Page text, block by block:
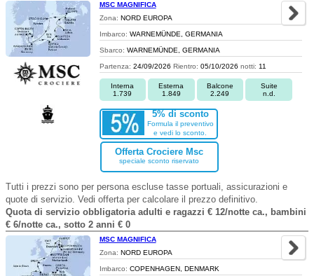
MSC MAGNIFICA
Zona: NORD EUROPA
Imbarco: WARNEMÜNDE, GERMANIA
Sbarco: WARNEMÜNDE, GERMANIA
Partenza: 24/09/2026 Rientro: 05/10/2026 notti: 11
Interna
1.739
Esterna
1.849
Balcone
2.249
Suite
n.d.
5% di sconto
Formula il preventivo
e vedi lo sconto.
Offerta Crociere Msc
speciale sconto riservato
Tutti i prezzi sono per persona escluse tasse portuali, assicurazioni e
quote di servizio. Vedi offerta per calcolare il prezzo definitivo.
Quota di servizio obbligatoria adulti e ragazzi € 12/notte ca., bambini
€ 6/notte ca., sotto 2 anni € 0
MSC MAGNIFICA
Zona: NORD EUROPA
Imbarco: COPENHAGEN, DENMARK